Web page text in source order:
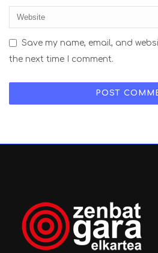
Save my name, email, and
the next time I comment.